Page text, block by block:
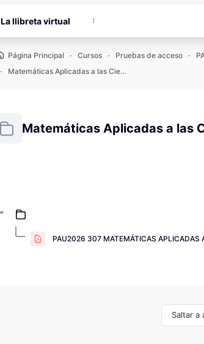
La llibreta virtual
Página Principal Cursos Pruebas de acceso
Matemáticas Aplicadas a las Ciencias Sociales
Matemáticas Aplicadas a las
PAU2026 307 MATEMÁTICAS APLICADAS
Saltar a